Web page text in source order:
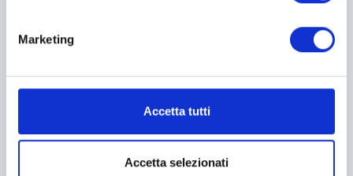
Marketing
Accetta tutti
Accetta selezionati